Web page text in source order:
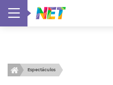
Espectáculos